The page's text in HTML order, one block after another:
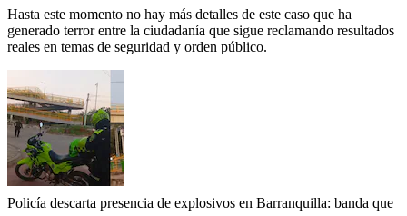
Hasta este momento no hay más detalles de este caso que ha
generado terror entre la ciudadanía que sigue reclamando resultados
reales en temas de seguridad y orden público.
Policía descarta presencia de explosivos en Barranquilla: banda que